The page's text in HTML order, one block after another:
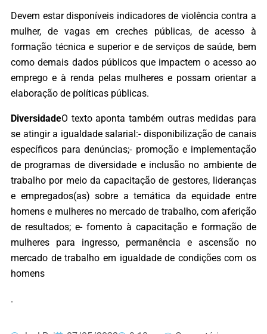
Devem estar disponíveis indicadores de violência contra a
mulher, de vagas em creches públicas, de acesso à
formação técnica e superior e de serviços de saúde, bem
como demais dados públicos que impactem o acesso ao
emprego e à renda pelas mulheres e possam orientar a
elaboração de políticas públicas.
DiversidadeO texto aponta também outras medidas para
se atingir a igualdade salarial:- disponibilização de canais
específicos para denúncias;- promoção e implementação
de programas de diversidade e inclusão no ambiente de
trabalho por meio da capacitação de gestores, lideranças
e empregados(as) sobre a temática da equidade entre
homens e mulheres no mercado de trabalho, com aferição
de resultados; e- fomento à capacitação e formação de
mulheres para ingresso, permanência e ascensão no
mercado de trabalho em igualdade de condições com os
homens
.